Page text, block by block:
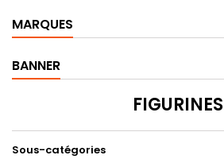
MARQUES
BANNER
FIGURINES
Sous-catégories